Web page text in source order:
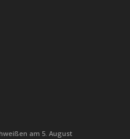
am 5. August